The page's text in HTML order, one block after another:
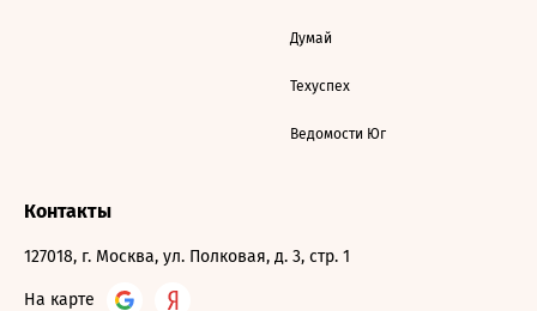
Думай
Техуспех
Ведомости Юг
Контакты
127018, г. Москва, ул. Полковая, д. 3, стр. 1
На карте